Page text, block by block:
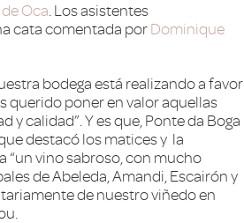
Oca . Los asistentes
cata comentada por Dominique
bodega está realizando a favor
querido poner en valor aquellas
calidad”. Y es que, Ponte da Boga
destacó los matices y la
“un vino sabroso, con mucho
de Abeleda, Amandi, Escairón y
de nuestro viñedo en